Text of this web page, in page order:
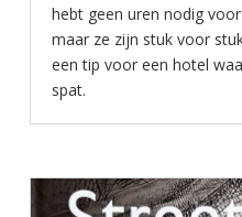
hebt geen uren nodig
maar ze zijn stuk voor
een tip voor een hotel
spat.